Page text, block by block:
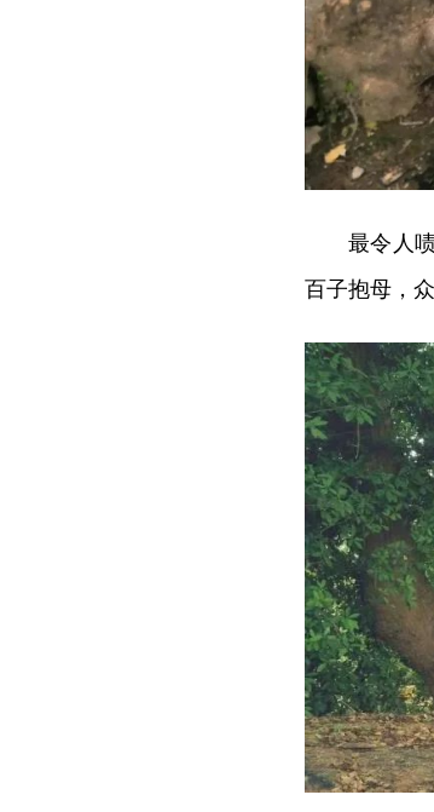
最令人
百子抱母，